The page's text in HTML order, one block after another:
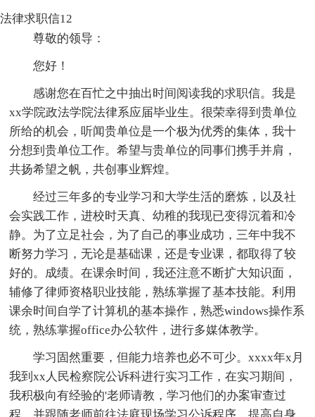
法律求职信12
尊敬的领导：
您好！
感谢您在百忙之中抽出时间阅读我的求职信。我是
xx学院政法学院法律系应届毕业生。很荣幸得到贵单位
所给的机会，听闻贵单位是一个极为优秀的集体，我十
分想到贵单位工作。希望与贵单位的同事们携手并肩，
共扬希望之帆，共创事业辉煌。
经过三年多的专业学习和大学生活的磨炼，以及社
会实践工作，进校时天真、幼稚的我现已变得沉着和冷
静。为了立足社会，为了自己的事业成功，三年中我不
断努力学习，无论是基础课，还是专业课，都取得了较
好的。成绩。在课余时间，我还注意不断扩大知识面，
辅修了律师资格职业技能，熟练掌握了基本技能。利用
课余时间自学了计算机的基本操作，熟悉windows操作系
统，熟练掌握office办公软件，进行多媒体教学。
学习固然重要，但能力培养也必不可少。xxxx年x月
我到xx人民检察院公诉科进行实习工作，在实习期间，
我积极向有经验的'老师请教，学习他们的办案审查过
程，并跟随老师前往法庭现场学习公诉程序，提高自身